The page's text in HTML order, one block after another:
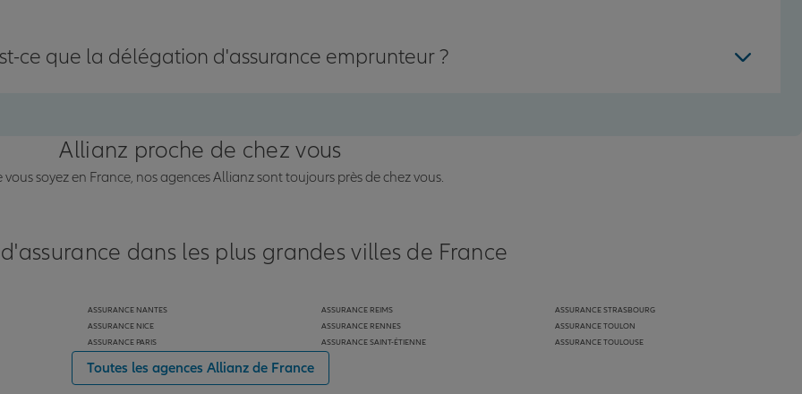
ce que la délégation d'assurance emprunteur ?
Allianz proche de chez vous
vous soyez en France, nos agences Allianz sont toujours près de chez vous.
dans les plus grandes villes de France
ASSURANCE NANTES
ASSURANCE NICE
ASSURANCE PARIS
ASSURANCE REIMS
ASSURANCE RENNES
ASSURANCE SAINT-ÉTIENNE
ASSURANCE STRASBOURG
ASSURANCE TOULON
ASSURANCE TOULOUSE
Toutes les agences Allianz de France